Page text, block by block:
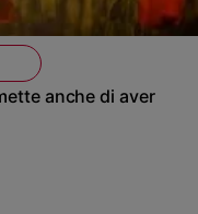
anche di aver